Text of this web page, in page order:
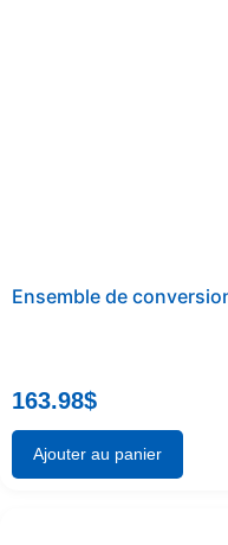
Ensemble de
163.98$
Ajouter au panier